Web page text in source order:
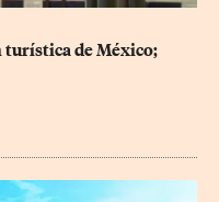
de México;